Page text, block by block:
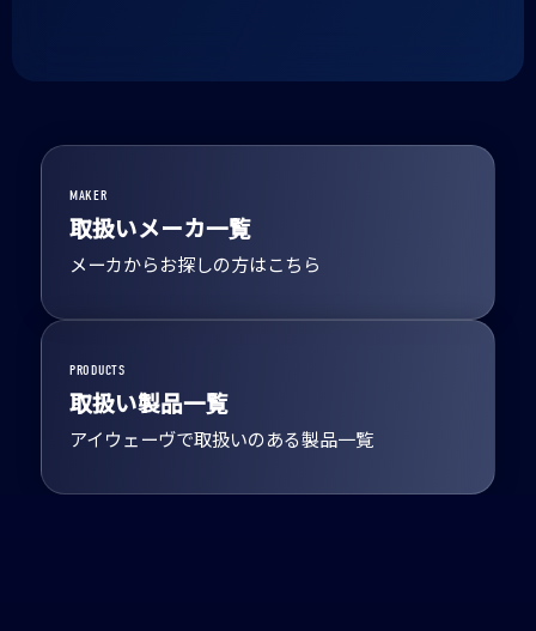
MAKER
取扱いメーカ一覧
メーカからお探しの方はこちら
PRODUCTS
取扱い製品一覧
アイウェーヴで取扱いのある製品一覧